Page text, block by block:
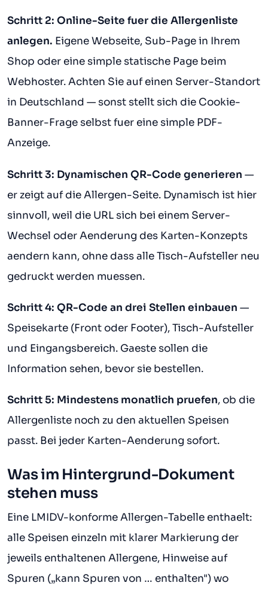
Schritt 2: Online-Seite fuer die Allergenliste
anlegen. Eigene Webseite, Sub-Page in Ihrem
Shop oder eine simple statische Page beim
Webhoster. Achten Sie auf einen Server-Standort
in Deutschland — sonst stellt sich die Cookie-
Banner-Frage selbst fuer eine simple PDF-
Anzeige.
Schritt 3: Dynamischen QR-Code generieren —
er zeigt auf die Allergen-Seite. Dynamisch ist hier
sinnvoll, weil die URL sich bei einem Server-
Wechsel oder Aenderung des Karten-Konzepts
aendern kann, ohne dass alle Tisch-Aufsteller neu
gedruckt werden muessen.
Schritt 4: QR-Code an drei Stellen einbauen —
Speisekarte (Front oder Footer), Tisch-Aufsteller
und Eingangsbereich. Gaeste sollen die
Information sehen, bevor sie bestellen.
Schritt 5: Mindestens monatlich pruefen, ob die
Allergenliste noch zu den aktuellen Speisen
passt. Bei jeder Karten-Aenderung sofort.
Was im Hintergrund-Dokument
stehen muss
Eine LMIDV-konforme Allergen-Tabelle enthaelt:
alle Speisen einzeln mit klarer Markierung der
jeweils enthaltenen Allergene, Hinweise auf
Spuren („kann Spuren von … enthalten") wo